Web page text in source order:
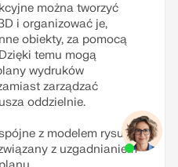
można tworzyć
i organizować je,
obiekty, za pomocą
temu mogą
wydruków
zarządzać
oddzielnie.
z modelem rysunki
z uzgadnianiem